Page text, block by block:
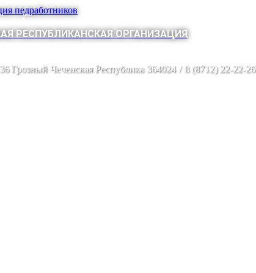
педработников
РЕСПУБЛИКАНСКАЯ ОРГАНИЗАЦИЯ
Грозный Чеченская Республика 364024 / 8 (8712) 22-22-26